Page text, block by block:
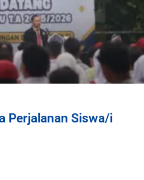
Perjalanan Siswa/i